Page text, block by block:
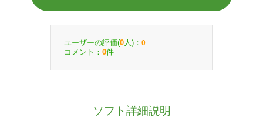
ユーザーの評価(0 人)： 0
コメント： 0件
ソフト詳細説明